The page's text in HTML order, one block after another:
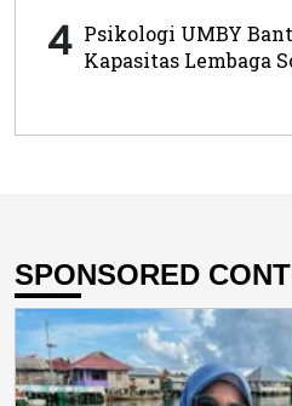
4 Psikologi UMBY
Kapasitas Lembaga
SPONSORED